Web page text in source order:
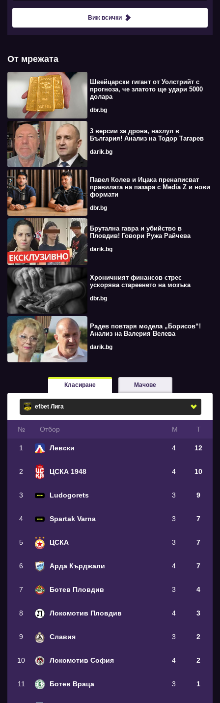
Виж всички
От мрежата
Швейцарски гигант от Уолстрийт с
прогноза, че златото ще удари 5000
долара
dbr.bg
3 версии за дрона, нахлул в
България! Анализ на Тодор Тагарев
darik.bg
Павел Колев и Ицака пренаписват
правилата на пазара с Media Z и нови
формати
dbr.bg
Брутална гавра и убийство в
Пловдив! Говори Ружа Райчева
darik.bg
Хроничният финансов стрес
ускорява стареенето на мозъка
dbr.bg
Радев повтаря модела „Борисов“!
Анализ на Валерия Велева
darik.bg
Класиране Мачове
№ Oтбор М Т
1 Левски 4 12
2 ЦСКА 1948 4 10
3 Ludogorets 3 9
4 Spartak Varna 3 7
5 ЦСКА 3 7
6 Арда Кърджали 4 7
7 Ботев Пловдив 3 4
8 Локомотив Пловдив 4 3
9 Славия 3 2
10 Локомотив София 4 2
11 Ботев Враца 3 1